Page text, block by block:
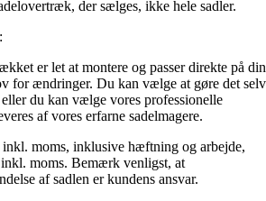
der sælges, ikke hele sadler.
er let at montere og passer direkte på din
for ændringer. Du kan vælge at gøre det selv
du kan vælge vores professionelle
af vores erfarne sadelmagere.
inkl. moms, inklusive hæftning og arbejde,
moms. Bemærk venligst, at
af sadlen er kundens ansvar.